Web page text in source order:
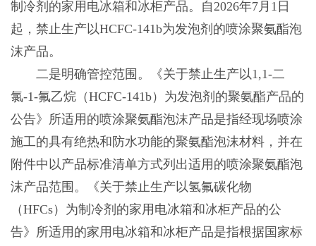
制冷剂的家用电冰箱和冰柜产品。自2026年7月1日
起，禁止生产以HCFC-141b为发泡剂的喷涂聚氨酯泡
沫产品。
二是明确管控范围。《关于禁止生产以1,1-二
氯-1-氟乙烷（HCFC-141b）为发泡剂的聚氨酯产品的
公告》所适用的喷涂聚氨酯泡沫产品是指经现场喷涂
施工的具有绝热和防水功能的聚氨酯泡沫材料，并在
附件中以产品标准清单方式列出适用的喷涂聚氨酯泡
沫产品范围。《关于禁止生产以氢氟碳化物
（HFCs）为制冷剂的家用电冰箱和冰柜产品的公
告》所适用的家用电冰箱和冰柜产品是指根据国家标